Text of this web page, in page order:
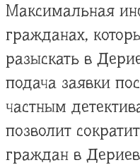
Максимальная
гражданах,
разыскать в
подача заявки
частным
позволит
граждан в